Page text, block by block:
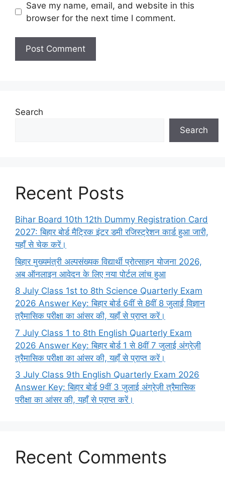
Save my name, email, and website in this
browser for the next time I comment.
Search
Search
Recent Posts
Bihar Board 10th 12th Dummy Registration Card
2027: बिहार बोर्ड मैट्रिक इंटर डमी रजिस्ट्रेशन कार्ड हुआ जारी,
यहाँ से चेक करें।
बिहार मुख्यमंत्री अल्पसंख्यक विद्यार्थी प्रोत्साहन योजना 2026,
अब ऑनलाइन आवेदन के लिए नया पोर्टल लांच हुआ
8 July Class 1st to 8th Science Quarterly Exam
2026 Answer Key: बिहार बोर्ड 6वीं से 8वीं 8 जुलाई विज्ञान
त्रैमासिक परीक्षा का आंसर की, यहाँ से प्राप्त करें।
7 July Class 1 to 8th English Quarterly Exam
2026 Answer Key: बिहार बोर्ड 1 से 8वीं 7 जुलाई अंग्रेज़ी
त्रैमासिक परीक्षा का आंसर की, यहाँ से प्राप्त करें।
3 July Class 9th English Quarterly Exam 2026
Answer Key: बिहार बोर्ड 9वीं 3 जुलाई अंग्रेज़ी त्रैमासिक
परीक्षा का आंसर की, यहाँ से प्राप्त करें।
Recent Comments